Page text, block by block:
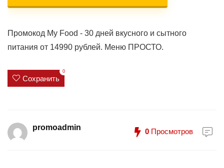
Промокод My Food - 30 дней вкусного и сытного
питания от 14990 рублей. Меню ПРОСТО.
Сохранить
0
promoadmin 0 Просмотров